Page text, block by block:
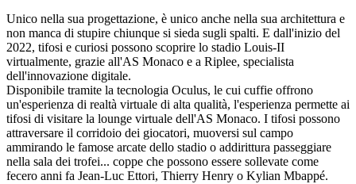
Unico nella sua progettazione, è unico anche nella sua architettura e
non manca di stupire chiunque si sieda sugli spalti. E dall'inizio del
2022, tifosi e curiosi possono scoprire lo stadio Louis-II
virtualmente, grazie all'AS Monaco e a Riplee, specialista
dell'innovazione digitale.
Disponibile tramite la tecnologia Oculus, le cui cuffie offrono
un'esperienza di realtà virtuale di alta qualità, l'esperienza permette ai
tifosi di visitare la lounge virtuale dell'AS Monaco. I tifosi possono
attraversare il corridoio dei giocatori, muoversi sul campo
ammirando le famose arcate dello stadio o addirittura passeggiare
nella sala dei trofei... coppe che possono essere sollevate come
fecero anni fa Jean-Luc Ettori, Thierry Henry o Kylian Mbappé.